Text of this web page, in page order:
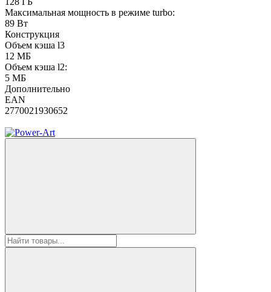
Максимальная мощность в режиме turbo:
89 Вт
Конструкция
Объем кэша l3
12 МБ
Объем кэша l2:
5 MБ
Дополнительно
EAN
2770021930652